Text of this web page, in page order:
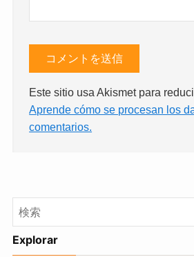
Este sitio usa Akismet para
Aprende cómo se procesan los
comentarios.
Explorar